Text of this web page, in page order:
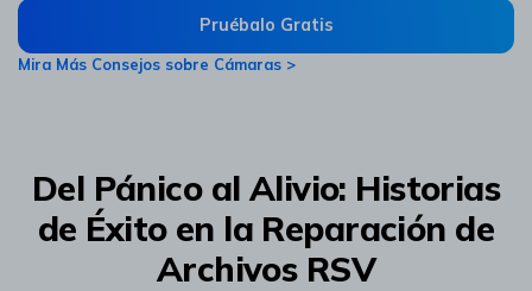
Pruébalo Gratis
Mira Más Consejos sobre Cámaras >
Del Pánico al Alivio: Historias
de Éxito en la Reparación de
Archivos RSV